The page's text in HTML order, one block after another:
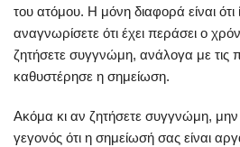
του ατόμου. Η μόνη διαφορά είναι ότι
αναγνωρίσετε ότι έχει περάσει ο
ζητήσετε συγγνώμη, ανάλογα με τις
καθυστέρησε η σημείωση.
Ακόμα κι αν ζητήσετε συγγνώμη, μην
γεγονός ότι η σημείωσή σας είναι